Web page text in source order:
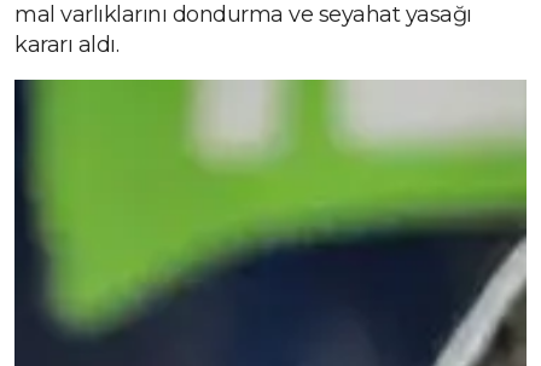
mal varlıklarını dondurma ve seyahat yasağı
kararı aldı.